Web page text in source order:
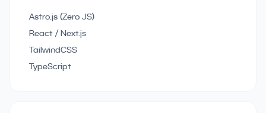
Astro.js (Zero JS)
React / Next.js
TailwindCSS
TypeScript